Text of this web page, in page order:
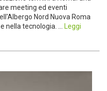
meeting ed eventi
Nord Nuova Roma
nella tecnologia. ...
Leggi